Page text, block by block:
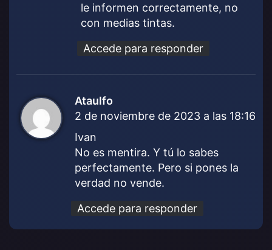
le informen correctamente, no
con medias tintas.
Accede para responder
Ataulfo
i
2 de noviembre de 2023 a las 18:16
Ivan
No es mentira. Y tú lo sabes
perfectamente. Pero si pones la
verdad no vende.
Accede para responder